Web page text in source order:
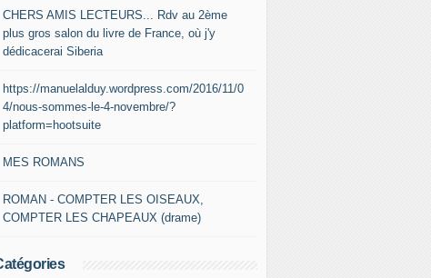
CHERS AMIS LECTEURS... Rdv au 2ème
plus gros salon du livre de France, où j'y
dédicacerai Siberia
https://manuelalduy.wordpress.com/2016/11/0
4/nous-sommes-le-4-novembre/?
platform=hootsuite
MES ROMANS
ROMAN - COMPTER LES OISEAUX,
COMPTER LES CHAPEAUX (drame)